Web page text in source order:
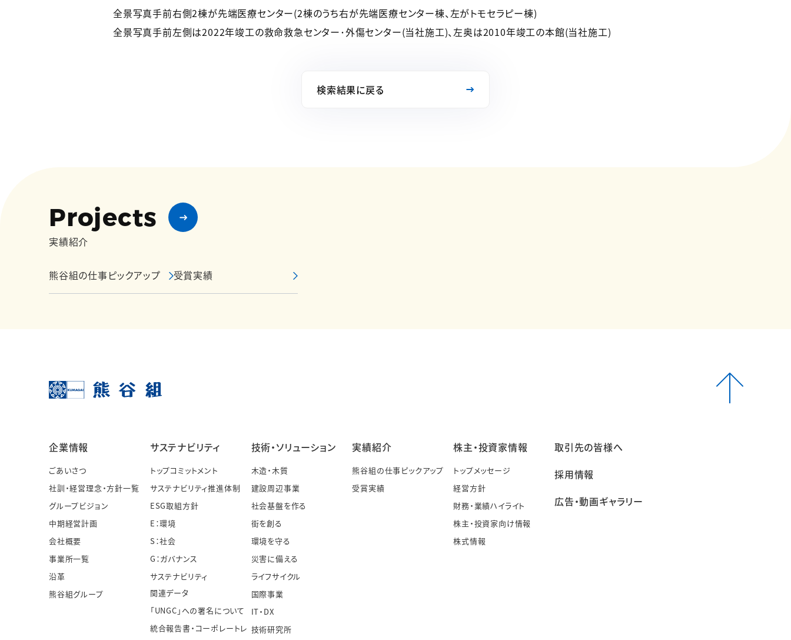
全景写真手前右側2棟が先端医療センター(2棟のうち右が先端医療センター棟、左がトモセラピー棟)
全景写真手前左側は2022年竣工の救命救急センター･外傷センター(当社施工)、左奥は2010年竣工の本館(当社施工)
検索結果に戻る
Projects
実績紹介
熊谷組の仕事ピックアップ 受賞実績
企業情報
ごあいさつ
社訓・経営理念・方針一覧
グループビジョン
中期経営計画
会社概要
事業所一覧
沿革
熊谷組グループ
サステナビリティ
トップコミットメント
サステナビリティ推進体制
ESG取組方針
E：環境
S：社会
G：ガバナンス
サステナビリティ
関連データ
「UNGC」への署名について
統合報告書・コーポレートレ
技術・ソリューション
木造・木質
建設周辺事業
社会基盤を作る
街を創る
環境を守る
災害に備える
ライフサイクル
国際事業
IT・DX
技術研究所
実績紹介
熊谷組の仕事ピックアップ
受賞実績
株主・投資家情報
トップメッセージ
経営方針
財務・業績ハイライト
株主・投資家向け情報
株式情報
取引先の皆様へ
採用情報
広告・動画ギャラリー